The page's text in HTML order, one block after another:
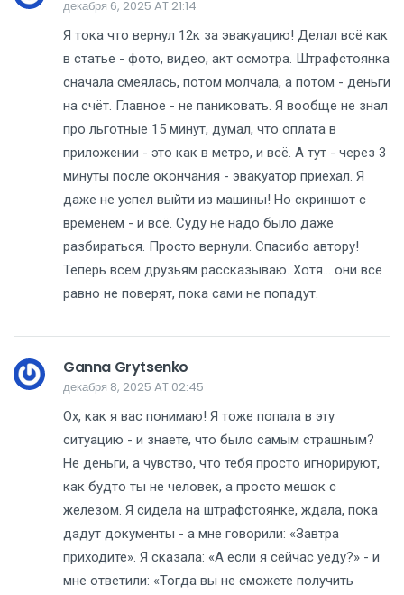
декабря 6, 2025 AT 21:14
Я тока что вернул 12к за эвакуацию! Делал всё как
в статье - фото, видео, акт осмотра. Штрафстоянка
сначала смеялась, потом молчала, а потом - деньги
на счёт. Главное - не паниковать. Я вообще не знал
про льготные 15 минут, думал, что оплата в
приложении - это как в метро, и всё. А тут - через 3
минуты после окончания - эвакуатор приехал. Я
даже не успел выйти из машины! Но скриншот с
временем - и всё. Суду не надо было даже
разбираться. Просто вернули. Спасибо автору!
Теперь всем друзьям рассказываю. Хотя... они всё
равно не поверят, пока сами не попадут.
Ganna Grytsenko
декабря 8, 2025 AT 02:45
Ох, как я вас понимаю! Я тоже попала в эту
ситуацию - и знаете, что было самым страшным?
Не деньги, а чувство, что тебя просто игнорируют,
как будто ты не человек, а просто мешок с
железом. Я сидела на штрафстоянке, ждала, пока
дадут документы - а мне говорили: «Завтра
приходите». Я сказала: «А если я сейчас уеду?» - и
мне ответили: «Тогда вы не сможете получить